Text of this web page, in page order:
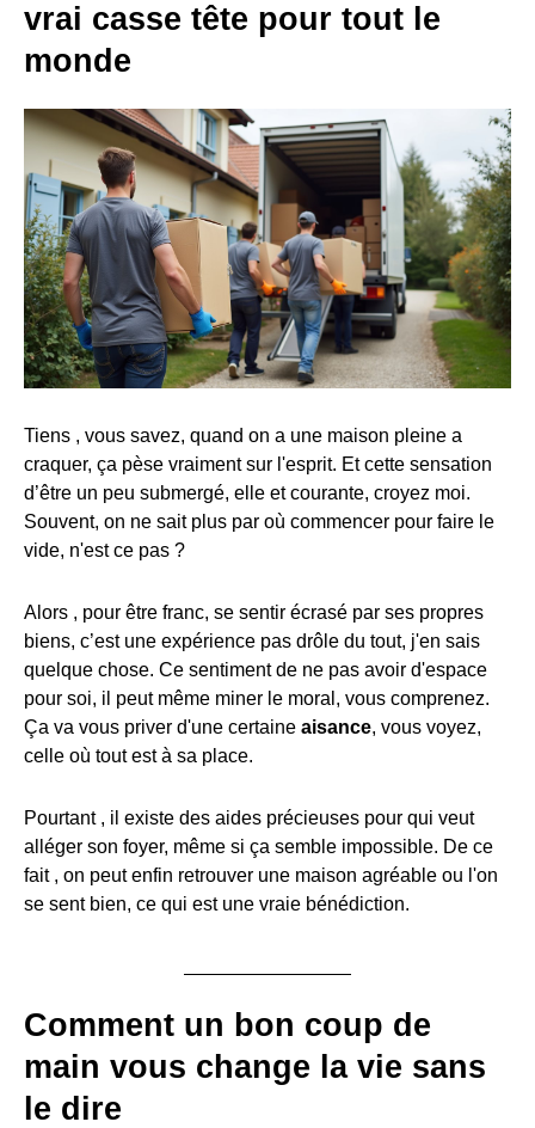
vrai casse tête pour tout le
monde
Tiens , vous savez, quand on a une maison pleine a
craquer, ça pèse vraiment sur l'esprit. Et cette sensation
d’être un peu submergé, elle et courante, croyez moi.
Souvent, on ne sait plus par où commencer pour faire le
vide, n'est ce pas ?
Alors , pour être franc, se sentir écrasé par ses propres
biens, c’est une expérience pas drôle du tout, j'en sais
quelque chose. Ce sentiment de ne pas avoir d'espace
pour soi, il peut même miner le moral, vous comprenez.
Ça va vous priver d'une certaine aisance, vous voyez,
celle où tout est à sa place.
Pourtant , il existe des aides précieuses pour qui veut
alléger son foyer, même si ça semble impossible. De ce
fait , on peut enfin retrouver une maison agréable ou l'on
se sent bien, ce qui est une vraie bénédiction.
Comment un bon coup de
main vous change la vie sans
le dire